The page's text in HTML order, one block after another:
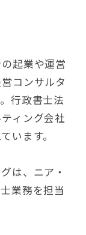
起業や運営
コンサルタ
行政書士法
ィング会社
います。
は、ニア・
業務を担当